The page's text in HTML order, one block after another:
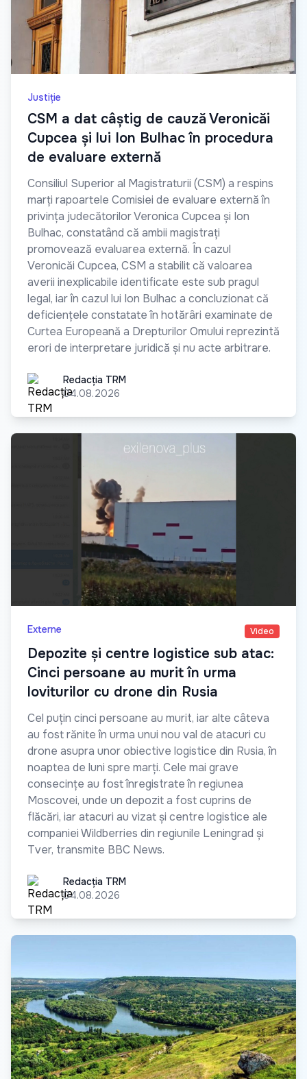
Justiție
CSM a dat câștig de cauză Veronicăi
Cupcea și lui Ion Bulhac în procedura
de evaluare externă
Consiliul Superior al Magistraturii (CSM) a respins
marți rapoartele Comisiei de evaluare externă în
privința judecătorilor Veronica Cupcea și Ion
Bulhac, constatând că ambii magistrați
promovează evaluarea externă. În cazul
Veronicăi Cupcea, CSM a stabilit că valoarea
averii inexplicabile identificate este sub pragul
legal, iar în cazul lui Ion Bulhac a concluzionat că
deficiențele constatate în hotărâri examinate de
Curtea Europeană a Drepturilor Omului reprezintă
erori de interpretare juridică și nu acte arbitrare.
Redacția TRM
Redacția TRM
04.08.2026
Externe Video
Depozite și centre logistice sub atac:
Cinci persoane au murit în urma
loviturilor cu drone din Rusia
Cel puțin cinci persoane au murit, iar alte câteva
au fost rănite în urma unui nou val de atacuri cu
drone asupra unor obiective logistice din Rusia, în
noaptea de luni spre marți. Cele mai grave
consecințe au fost înregistrate în regiunea
Moscovei, unde un depozit a fost cuprins de
flăcări, iar atacuri au vizat și centre logistice ale
companiei Wildberries din regiunile Leningrad și
Tver, transmite BBC News.
Redacția TRM
Redacția TRM
04.08.2026